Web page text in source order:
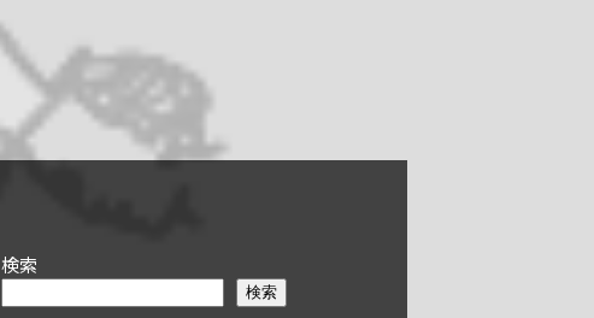
検索
検索